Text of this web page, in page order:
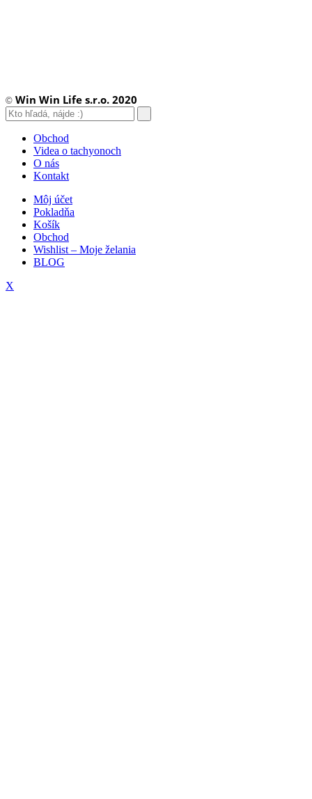
© Win Win Life s.r.o. 2020
Obchod
Videa o tachyonoch
O nás
Kontakt
Môj účet
Pokladňa
Košík
Obchod
Wishlist – Moje želania
BLOG
X